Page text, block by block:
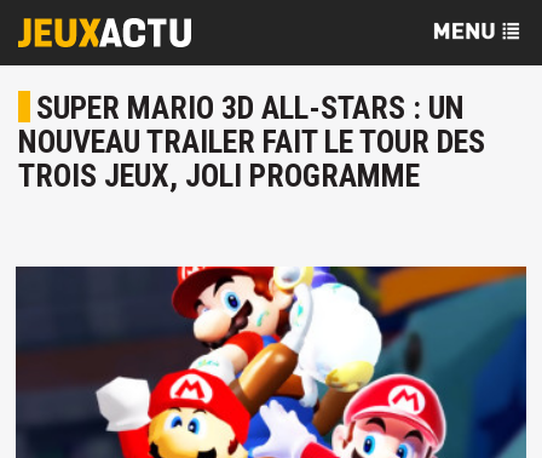
SUPER MARIO 3D ALL-STARS : UN
NOUVEAU TRAILER FAIT LE TOUR DES
TROIS JEUX, JOLI PROGRAMME